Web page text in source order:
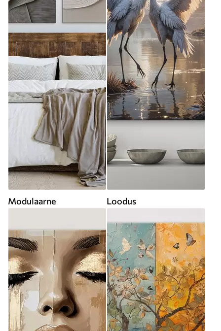
Modulaarne Loodus